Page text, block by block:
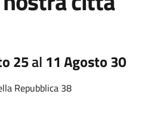
25al 11 Agosto 30
Repubblica 38